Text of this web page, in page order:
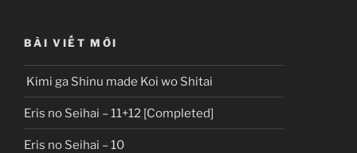
BÀI VIẾT MỚI
Kimi ga Shinu made Koi wo Shitai
Eris no Seihai – 11+12 [Completed]
Eris no Seihai – 10